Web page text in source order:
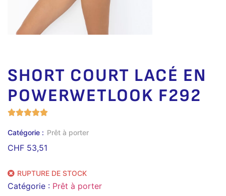
SHORT COURT LACÉ EN
POWERWETLOOK F292
Catégorie : Prêt à porter
CHF 53,51
RUPTURE DE STOCK
Catégorie : Prêt à porter